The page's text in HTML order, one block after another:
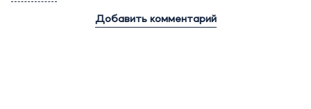
Добавить комментарий